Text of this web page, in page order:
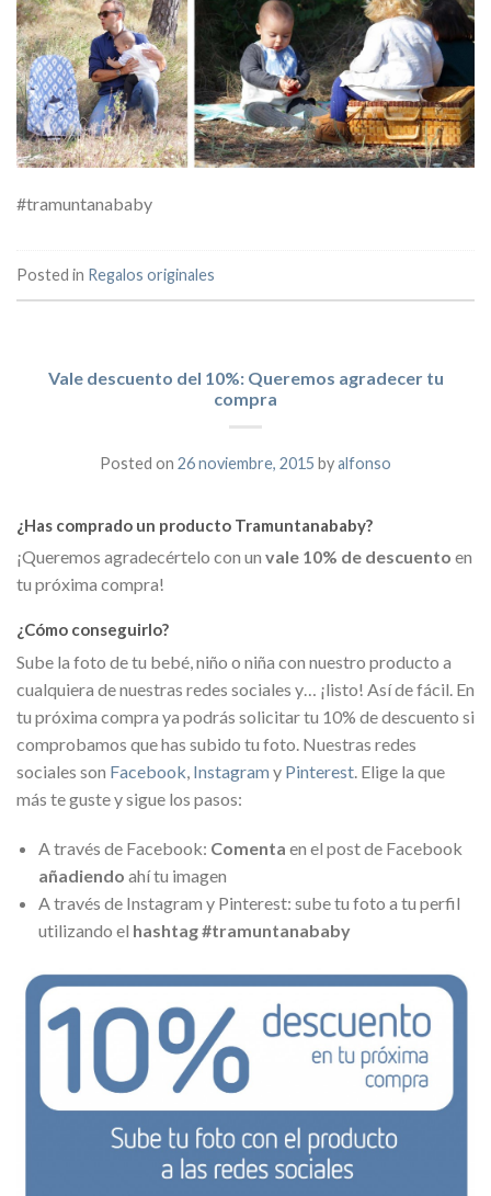
#tramuntanababy
Posted in Regalos originales
Vale descuento del 10%: Queremos agradecer tu
compra
Posted on 26 noviembre, 2015 byalfonso
¿Has comprado un producto Tramuntanababy?
¡Queremos agradecértelo con un vale 10% de descuento en
tu próxima compra!
¿Cómo conseguirlo?
Sube la foto de tu bebé, niño o niña con nuestro producto a
cualquiera de nuestras redes sociales y… ¡listo! Así de fácil. En
tu próxima compra ya podrás solicitar tu 10% de descuento si
comprobamos que has subido tu foto. Nuestras redes
sociales son Facebook, Instagram y Pinterest. Elige la que
más te guste y sigue los pasos:
A través de Facebook: Comenta en el post de Facebook
añadiendo ahí tu imagen
A través de Instagram y Pinterest: sube tu foto a tu perfil
utilizando el hashtag #tramuntanababy